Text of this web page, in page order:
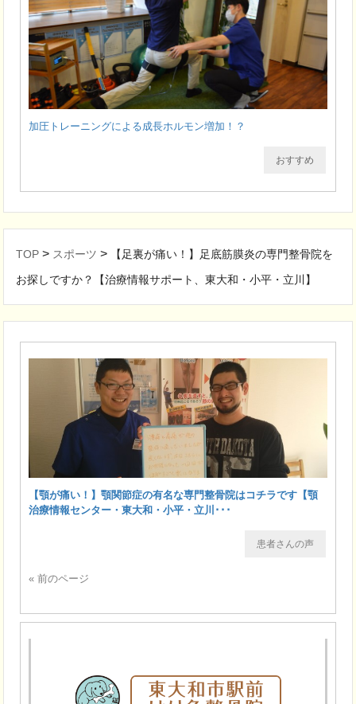
加圧トレーニングによる成長ホルモン増加！？
おすすめ
TOP > スポーツ >
【足裏が痛い！】足底筋膜炎の専門整骨院を
お探しですか？【治療情報サポート、東大和・小平・立川】
【顎が痛い！】顎関節症の有名な専門整骨院はコチラです【顎
治療情報センター・東大和・小平・立川･･･
患者さんの声
« 前のページ